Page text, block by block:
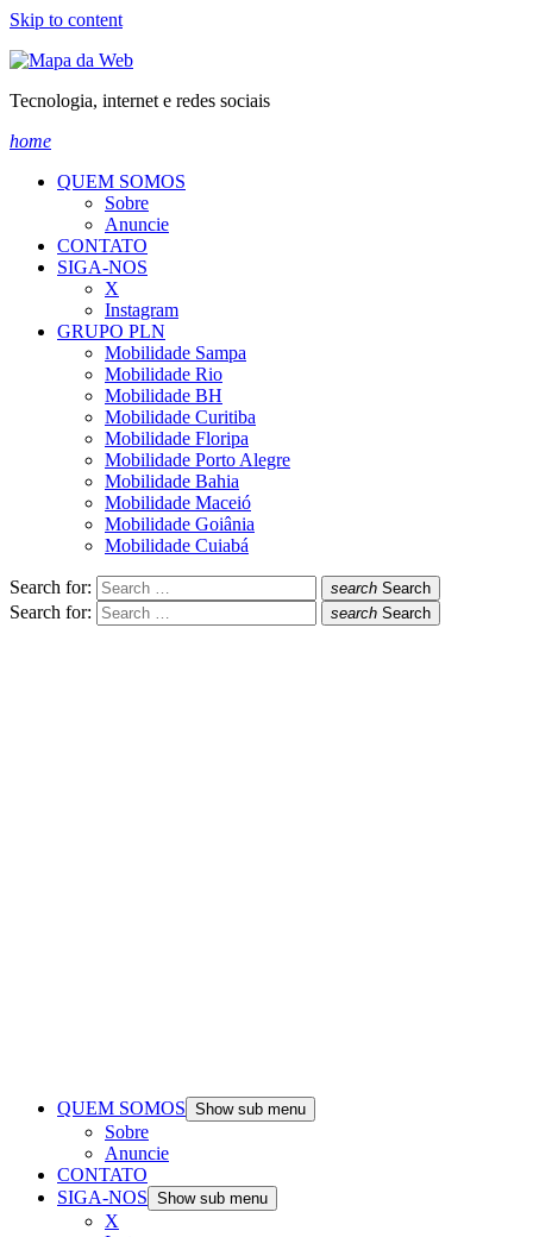
Skip to content
Tecnologia, internet e redes sociais
home
QUEM SOMOS
Sobre
Anuncie
CONTATO
SIGA-NOS
X
Instagram
GRUPO PLN
Mobilidade Sampa
Mobilidade Rio
Mobilidade BH
Mobilidade Curitiba
Mobilidade Floripa
Mobilidade Porto Alegre
Mobilidade Bahia
Mobilidade Maceió
Mobilidade Goiânia
Mobilidade Cuiabá
Search for: search Search
Search for: search Search
QUEM SOMOS Show sub menu
Sobre
Anuncie
CONTATO
SIGA-NOS Show sub menu
X